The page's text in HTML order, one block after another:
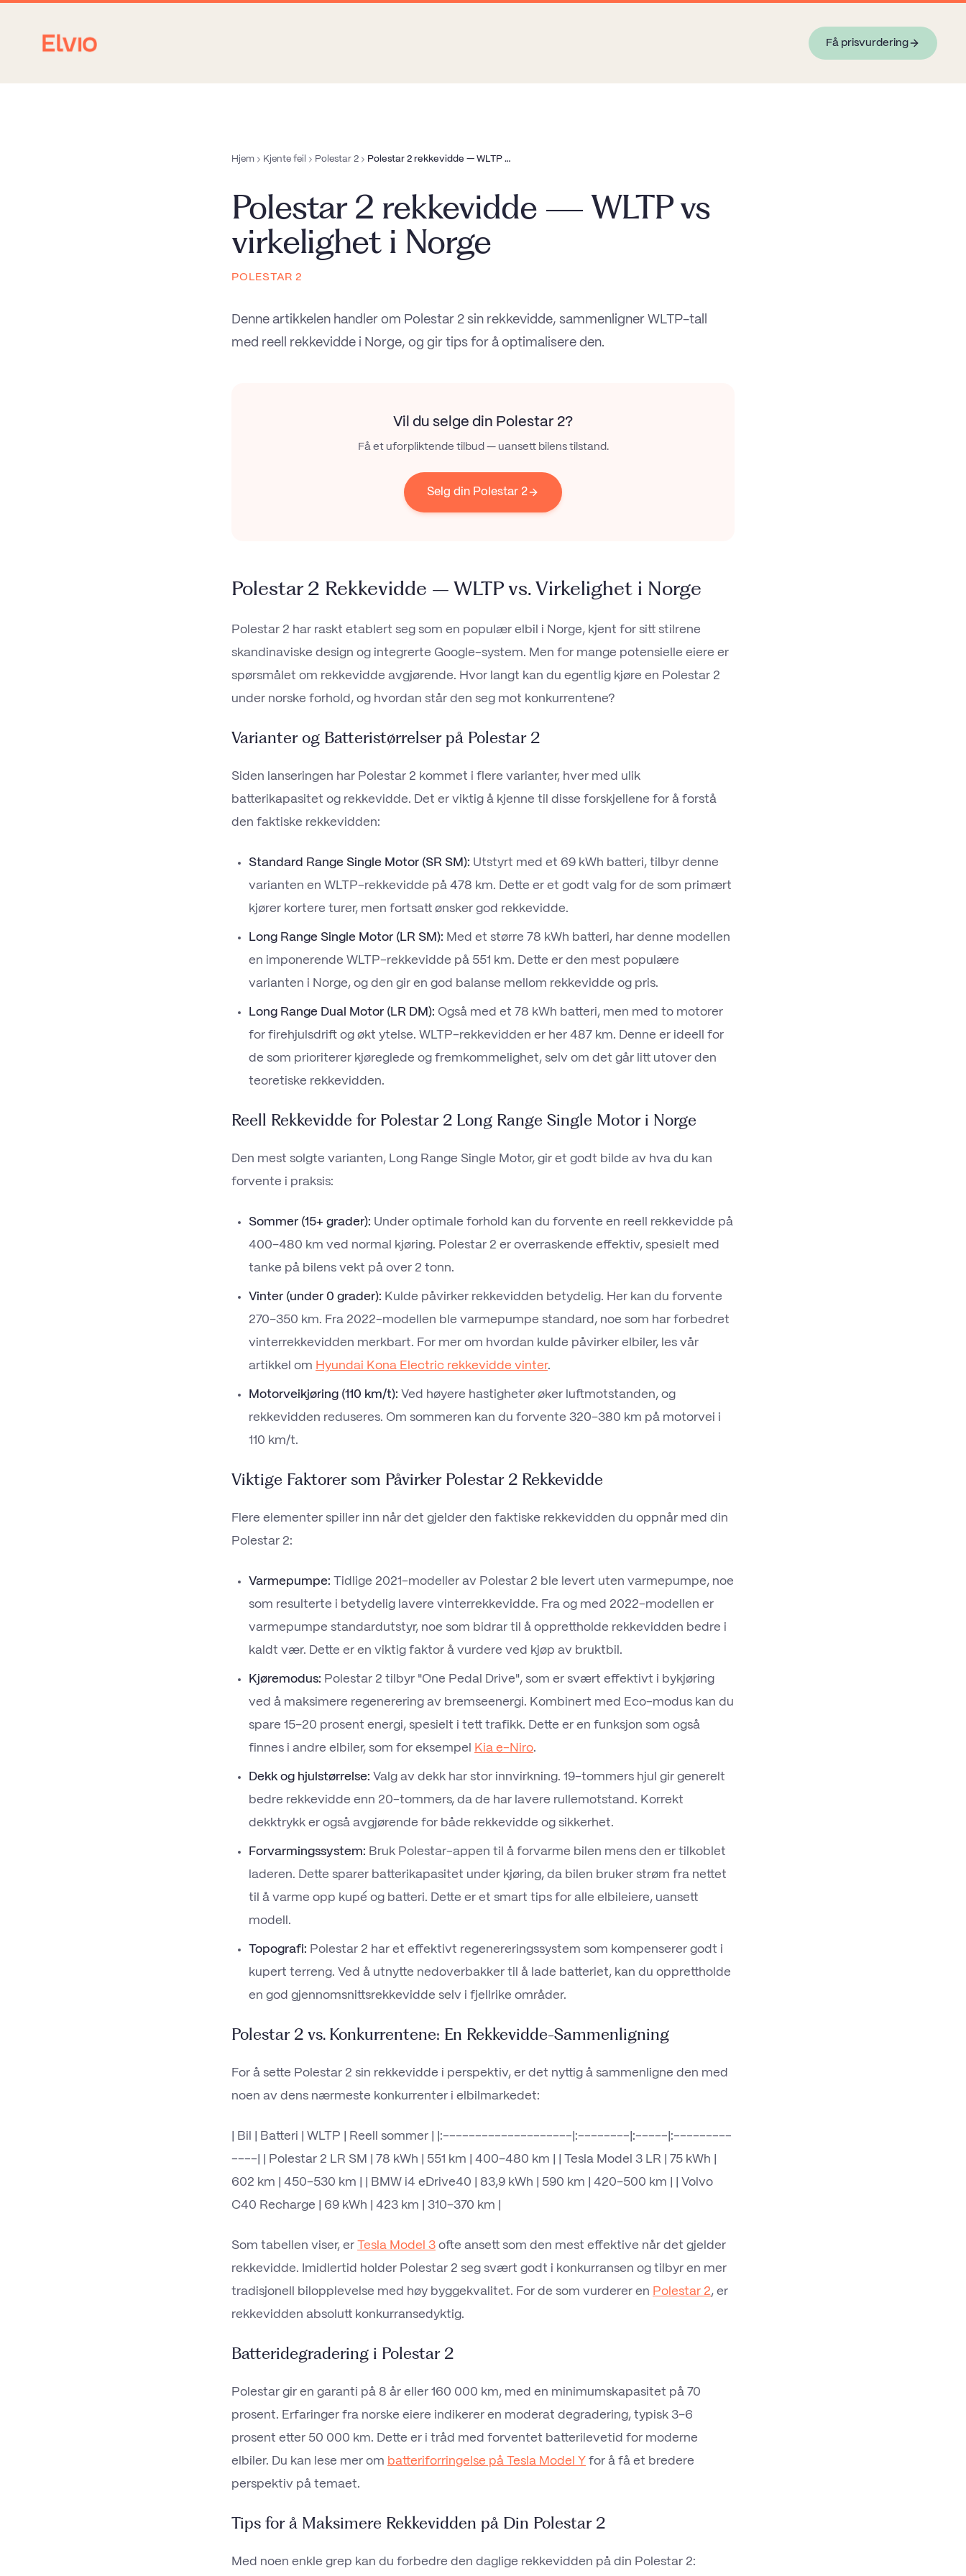
Få prisvurdering
Hjem Kjente feil Polestar 2 Polestar 2 rekkevidde — WLTP vs virkelighet i Norge
Polestar 2 rekkevidde — WLTP vs
virkelighet i Norge
POLESTAR 2
Denne artikkelen handler om Polestar 2 sin rekkevidde, sammenligner WLTP-tall
med reell rekkevidde i Norge, og gir tips for å optimalisere den.
Vil du selge din Polestar 2?
Få et uforpliktende tilbud — uansett bilens tilstand.
Selg din Polestar 2
Polestar 2 Rekkevidde – WLTP vs. Virkelighet i Norge
Polestar 2 har raskt etablert seg som en populær elbil i Norge, kjent for sitt stilrene
skandinaviske design og integrerte Google-system. Men for mange potensielle eiere er
spørsmålet om rekkevidde avgjørende. Hvor langt kan du egentlig kjøre en Polestar 2
under norske forhold, og hvordan står den seg mot konkurrentene?
Varianter og Batteristørrelser på Polestar 2
Siden lanseringen har Polestar 2 kommet i flere varianter, hver med ulik
batterikapasitet og rekkevidde. Det er viktig å kjenne til disse forskjellene for å forstå
den faktiske rekkevidden:
Standard Range Single Motor (SR SM): Utstyrt med et 69 kWh batteri, tilbyr denne
varianten en WLTP-rekkevidde på 478 km. Dette er et godt valg for de som primært
kjører kortere turer, men fortsatt ønsker god rekkevidde.
Long Range Single Motor (LR SM): Med et større 78 kWh batteri, har denne modellen
en imponerende WLTP-rekkevidde på 551 km. Dette er den mest populære
varianten i Norge, og den gir en god balanse mellom rekkevidde og pris.
Long Range Dual Motor (LR DM): Også med et 78 kWh batteri, men med to motorer
for firehjulsdrift og økt ytelse. WLTP-rekkevidden er her 487 km. Denne er ideell for
de som prioriterer kjøreglede og fremkommelighet, selv om det går litt utover den
teoretiske rekkevidden.
Reell Rekkevidde for Polestar 2 Long Range Single Motor i Norge
Den mest solgte varianten, Long Range Single Motor, gir et godt bilde av hva du kan
forvente i praksis:
Sommer (15+ grader): Under optimale forhold kan du forvente en reell rekkevidde på
400–480 km ved normal kjøring. Polestar 2 er overraskende effektiv, spesielt med
tanke på bilens vekt på over 2 tonn.
Vinter (under 0 grader): Kulde påvirker rekkevidden betydelig. Her kan du forvente
270–350 km. Fra 2022-modellen ble varmepumpe standard, noe som har forbedret
vinterrekkevidden merkbart. For mer om hvordan kulde påvirker elbiler, les vår
artikkel om Hyundai Kona Electric rekkevidde vinter.
Motorveikjøring (110 km/t): Ved høyere hastigheter øker luftmotstanden, og
rekkevidden reduseres. Om sommeren kan du forvente 320–380 km på motorvei i
110 km/t.
Viktige Faktorer som Påvirker Polestar 2 Rekkevidde
Flere elementer spiller inn når det gjelder den faktiske rekkevidden du oppnår med din
Polestar 2:
Varmepumpe: Tidlige 2021-modeller av Polestar 2 ble levert uten varmepumpe, noe
som resulterte i betydelig lavere vinterrekkevidde. Fra og med 2022-modellen er
varmepumpe standardutstyr, noe som bidrar til å opprettholde rekkevidden bedre i
kaldt vær. Dette er en viktig faktor å vurdere ved kjøp av bruktbil.
Kjøremodus: Polestar 2 tilbyr "One Pedal Drive", som er svært effektivt i bykjøring
ved å maksimere regenerering av bremseenergi. Kombinert med Eco-modus kan du
spare 15–20 prosent energi, spesielt i tett trafikk. Dette er en funksjon som også
finnes i andre elbiler, som for eksempel
Kia e-Niro.
Dekk og hjulstørrelse: Valg av dekk har stor innvirkning. 19-tommers hjul gir generelt
bedre rekkevidde enn 20-tommers, da de har lavere rullemotstand. Korrekt
dekktrykk er også avgjørende for både rekkevidde og sikkerhet.
Forvarmingssystem: Bruk Polestar-appen til å forvarme bilen mens den er tilkoblet
laderen. Dette sparer batterikapasitet under kjøring, da bilen bruker strøm fra nettet
til å varme opp kupé og batteri. Dette er et smart tips for alle elbileiere, uansett
modell.
Topografi: Polestar 2 har et effektivt regenereringssystem som kompenserer godt i
kupert terreng. Ved å utnytte nedoverbakker til å lade batteriet, kan du opprettholde
en god gjennomsnittsrekkevidde selv i fjellrike områder.
Polestar 2 vs. Konkurrentene: En Rekkevidde-Sammenligning
For å sette Polestar 2 sin rekkevidde i perspektiv, er det nyttig å sammenligne den med
noen av dens nærmeste konkurrenter i elbilmarkedet:
| Bil | Batteri | WLTP | Reell sommer | |:--------------------|:--------|:-----|:---------
----| | Polestar 2 LR SM | 78 kWh | 551 km | 400–480 km | | Tesla Model 3 LR | 75 kWh |
602 km | 450–530 km | | BMW i4 eDrive40 | 83,9 kWh | 590 km | 420–500 km | | Volvo
C40 Recharge | 69 kWh | 423 km | 310–370 km |
Som tabellen viser, er Tesla Model 3 ofte ansett som den mest effektive når det gjelder
rekkevidde. Imidlertid holder Polestar 2 seg svært godt i konkurransen og tilbyr en mer
tradisjonell bilopplevelse med høy byggekvalitet. For de som vurderer en Polestar 2, er
rekkevidden absolutt konkurransedyktig.
Batteridegradering i Polestar 2
Polestar gir en garanti på 8 år eller 160 000 km, med en minimumskapasitet på 70
prosent. Erfaringer fra norske eiere indikerer en moderat degradering, typisk 3–6
prosent etter 50 000 km. Dette er i tråd med forventet batterilevetid for moderne
elbiler. Du kan lese mer om batteriforringelse på Tesla Model Y for å få et bredere
perspektiv på temaet.
Tips for å Maksimere Rekkevidden på Din Polestar 2
Med noen enkle grep kan du forbedre den daglige rekkevidden på din Polestar 2: